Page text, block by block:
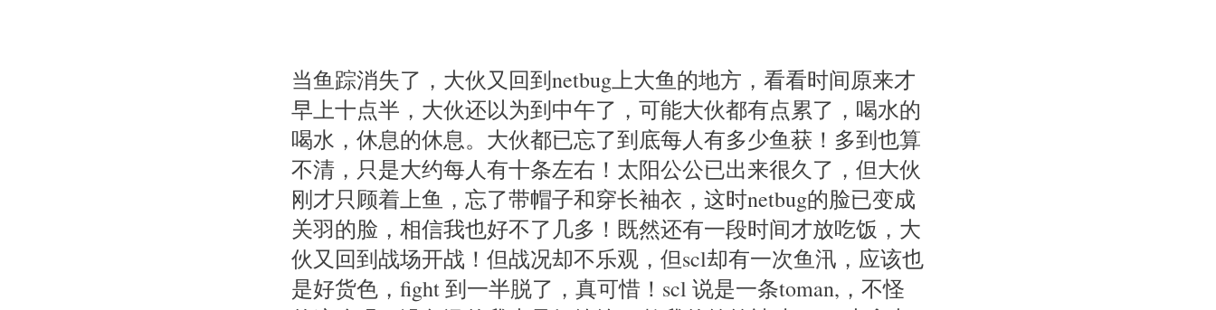
当鱼踪消失了，大伙又回到netbug上大鱼的地方，看看时间原来才
早上十点半，大伙还以为到中午了，可能大伙都有点累了，喝水的
喝水，休息的休息。大伙都已忘了到底每人有多少鱼获！多到也算
不清，只是大约每人有十条左右！太阳公公已出来很久了，但大伙
刚才只顾着上鱼，忘了带帽子和穿长袖衣，这时netbug的脸已变成
关羽的脸，相信我也好不了几多！既然还有一段时间才放吃饭，大
伙又回到战场开战！但战况却不乐观，但scl却有一次鱼汛，应该也
是好货色，fight 到一半脱了，真可惜！scl 说是一条toman,，不怪